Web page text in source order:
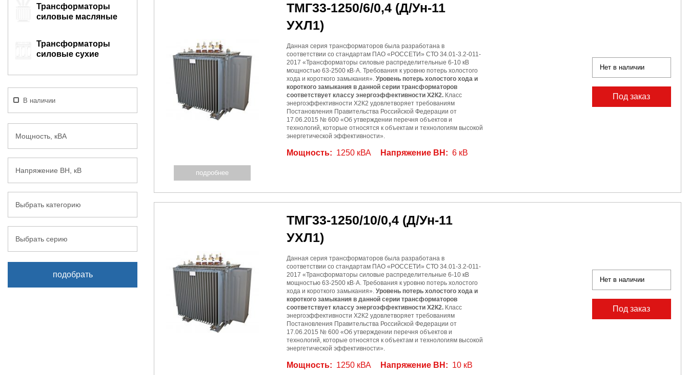
ТМГ33-1250/6/0,4 (Д/Ун-11
УХЛ1)
Данная серия трансформаторов была разработана в
соответствии со стандартам ПАО «РОССЕТИ» СТО 34.01-3.2-011-
2017 «Трансформаторы силовые распределительные 6-10 кВ
мощностью 63-2500 кВ·А. Требования к уровню потерь холостого
хода и короткого замыкания». Уровень потерь холостого хода и
короткого замыкания в данной серии трансформаторов
соответствует классу энергоэффективности Х2К2.Класс
энергоэффективности Х2К2 удовлетворяет требованиям
Постановления Правительства Российской Федерации от
17.06.2015 № 600 «Об утверждении перечня объектов и
технологий, которые относятся к объектам и технологиям высокой
энергетической эффективности».
Мощность: 1250 кВА Напряжение ВН: 6 кВ
Нет в наличии
Под заказ
подробнее
ТМГ33-1250/10/0,4 (Д/Ун-11
УХЛ1)
Данная серия трансформаторов была разработана в
соответствии со стандартам ПАО «РОССЕТИ» СТО 34.01-3.2-011-
2017 «Трансформаторы силовые распределительные 6-10 кВ
мощностью 63-2500 кВ·А. Требования к уровню потерь холостого
хода и короткого замыкания». Уровень потерь холостого хода и
короткого замыкания в данной серии трансформаторов
соответствует классу энергоэффективности Х2К2.Класс
энергоэффективности Х2К2 удовлетворяет требованиям
Постановления Правительства Российской Федерации от
17.06.2015 № 600 «Об утверждении перечня объектов и
технологий, которые относятся к объектам и технологиям высокой
энергетической эффективности».
Мощность: 1250 кВА Напряжение ВН: 10 кВ
Нет в наличии
Под заказ
Трансформаторы
силовые масляные
Трансформаторы
силовые сухие
В наличии
Мощность, кВА
Напряжение ВН, кВ
Выбрать категорию
Выбрать серию
подобрать